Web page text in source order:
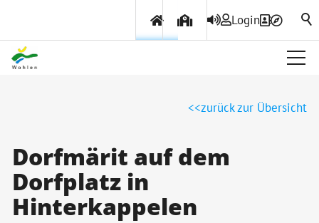
Login
Politik & Verwaltung
Themen & Services
zurück zur Übersicht
Dorfmärit auf dem
Dorfplatz in
Hinterkappelen